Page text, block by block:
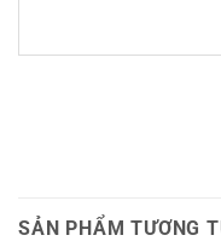
SẢN PHẨM TƯƠNG